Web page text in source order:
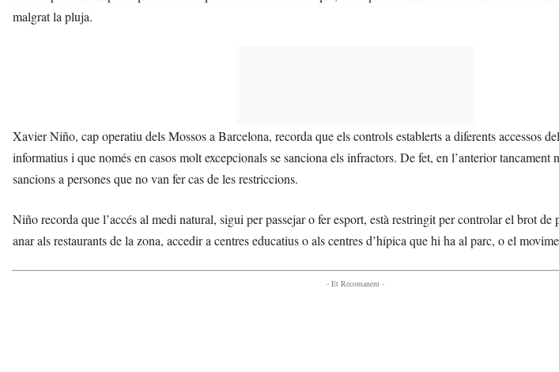
malgrat la pluja.
Xavier Niño, cap operatiu dels Mossos a Barcelona, recorda que els controls establerts a diferents accessos
informatius i que només en casos molt excepcionals se sanciona els infractors. De fet, en l’anterior tancament
sancions a persones que no van fer cas de les restriccions.
Niño recorda que l’accés al medi natural, sigui per passejar o fer esport, està restringit per controlar el brot
anar als restaurants de la zona, accedir a centres educatius o als centres d’hípica que hi ha al parc, o el
- Et Recomanem -